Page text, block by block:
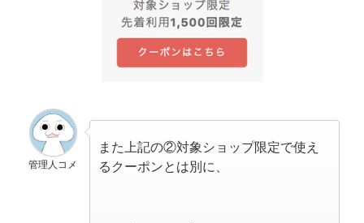
管理人コメ
また上記の②対象ショップ限定で使え
るクーポンとは別に、